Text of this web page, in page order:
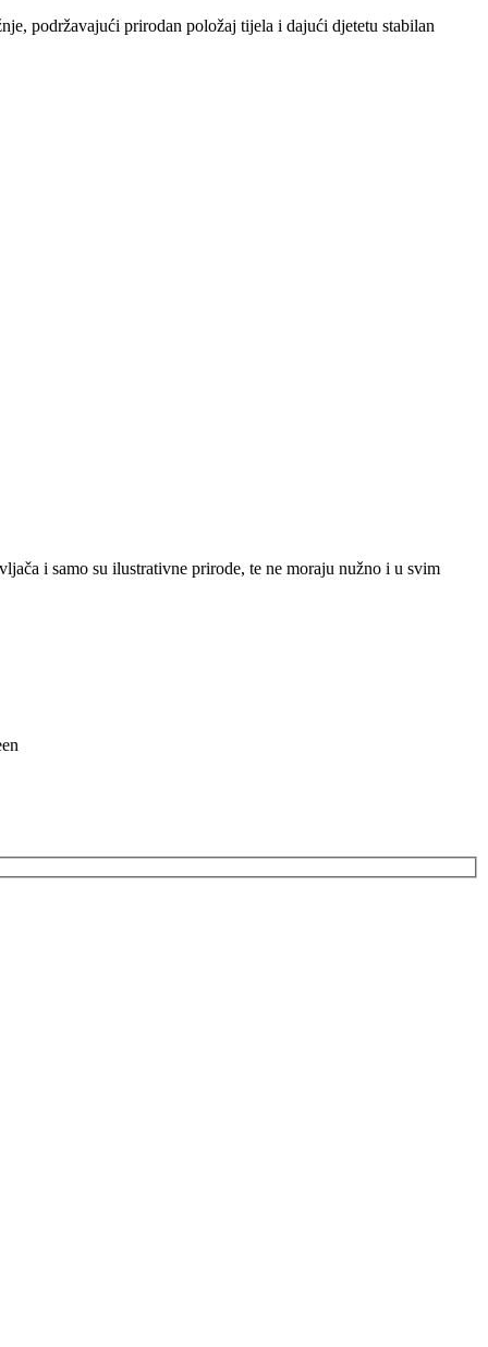
podržavajući prirodan položaj tijela i dajući djetetu stabilan
i samo su ilustrativne prirode, te ne moraju nužno i u svim